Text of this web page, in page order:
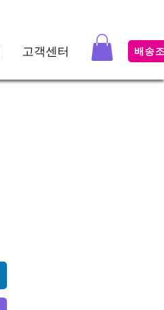
고객센터 배송